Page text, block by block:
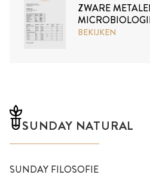
ZWARE
BEKIJKEN
SUNDAY NATURAL
SUNDAY FILOSOFIE